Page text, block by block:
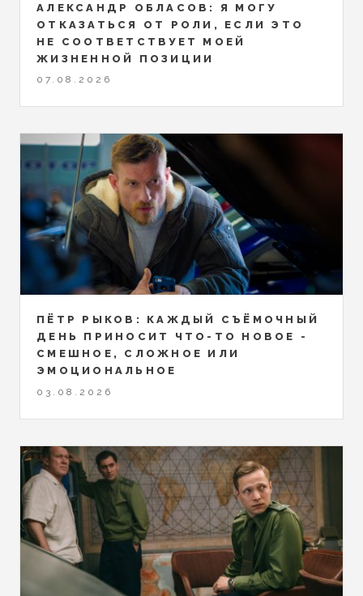
АЛЕКСАНДР ОБЛАСОВ: Я МОГУ
ОТКАЗАТЬСЯ ОТ РОЛИ, ЕСЛИ ЭТО
НЕ СООТВЕТСТВУЕТ МОЕЙ
ЖИЗНЕННОЙ ПОЗИЦИИ
07.08.2026
ПЁТР РЫКОВ: КАЖДЫЙ СЪЁМОЧНЫЙ
ДЕНЬ ПРИНОСИТ ЧТО-ТО НОВОЕ -
СМЕШНОЕ, СЛОЖНОЕ ИЛИ
ЭМОЦИОНАЛЬНОЕ
03.08.2026